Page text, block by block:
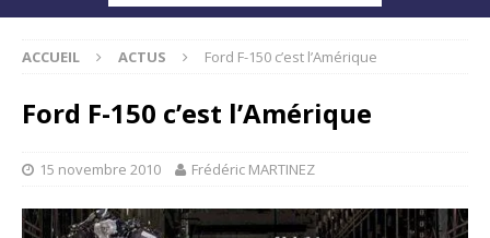
ACCUEIL ACTUS Ford F-150 c’est l’Amérique
Ford F-150 c’est l’Amérique
15 novembre 2010 Frédéric MARTINEZ